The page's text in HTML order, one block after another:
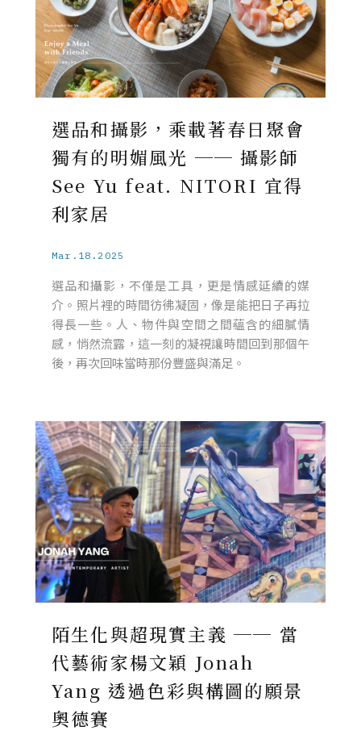
選品和攝影，乘載著春日聚會
獨有的明媚風光 ── 攝影師
See Yu feat. NITORI 宜得
利家居
Mar.18.2025
選品和攝影，不僅是工具，更是情感延續的媒
介。照片裡的時間彷彿凝固，像是能把日子再拉
得長一些。人、物件與空間之間蘊含的細膩情
感，悄然流露，這一刻的凝視讓時間回到那個午
後，再次回味當時那份豐盛與滿足。
陌生化與超現實主義 ── 當
代藝術家楊文穎 Jonah
Yang 透過色彩與構圖的願景
奧德賽